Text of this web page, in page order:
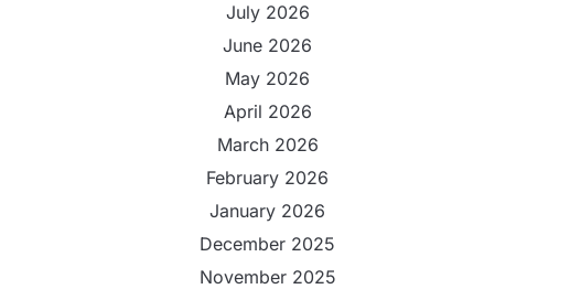
July 2026
June 2026
May 2026
April 2026
March 2026
February 2026
January 2026
December 2025
November 2025